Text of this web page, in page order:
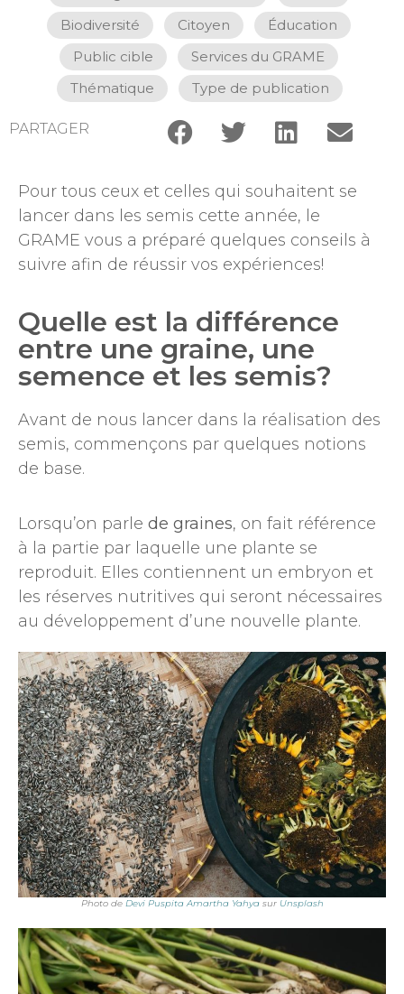
Biodiversité
Citoyen Éducation
Public cible
Services du GRAME
Thématique
Type de publication
PARTAGER
Pour tous ceux et celles qui souhaitent se
lancer dans les semis cette année, le
GRAME vous a préparé quelques conseils à
suivre afin de réussir vos expériences!
Quelle est la différence
entre une graine, une
semence et les semis?
Avant de nous lancer dans la réalisation des
semis, commençons par quelques notions
de base.
Lorsqu’on parle de graines, on fait référence
à la partie par laquelle une plante se
reproduit. Elles contiennent un embryon et
les réserves nutritives qui seront nécessaires
au développement d’une nouvelle plante.
Photo de Devi Puspita Amartha Yahyasur Unsplash